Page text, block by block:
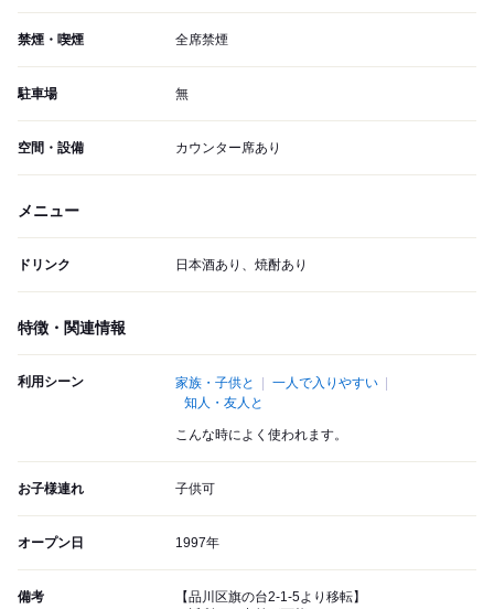
禁煙・喫煙 全席禁煙
駐車場 無
空間・設備 カウンター席あり
メニュー
ドリンク 日本酒あり、焼酎あり
特徴・関連情報
利用シーン 家族・子供と
一人で入りやすい
知人・友人と
こんな時によく使われます。
お子様連れ 子供可
オープン日 1997年
備考
【品川区旗の台2-1-5より移転】